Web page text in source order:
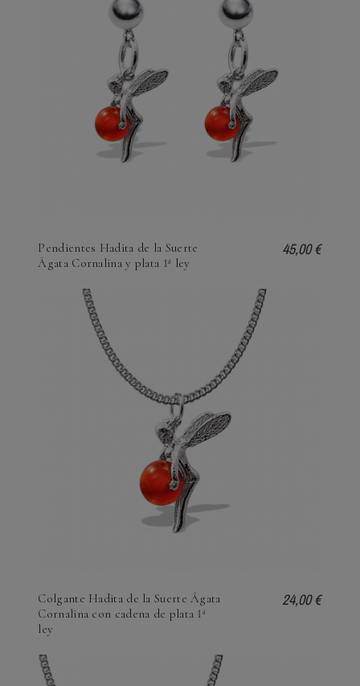
Pendientes Hadita de la Suerte
Ágata Cornalina y plata 1ª ley
45,00 €
Colgante Hadita de la Suerte Ágata
Cornalina con cadena de plata 1ª
ley
24,00 €